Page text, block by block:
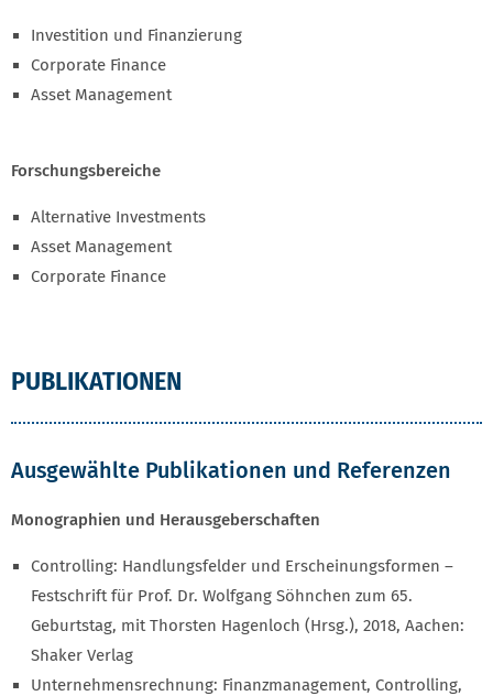
Investition und Finanzierung
Corporate Finance
Asset Management
Forschungsbereiche
Alternative Investments
Asset Management
Corporate Finance
PUBLIKATIONEN
Ausgewählte Publikationen und Referenzen
Monographien und Herausgeberschaften
Controlling: Handlungsfelder und Erscheinungsformen –
Festschrift für Prof. Dr. Wolfgang Söhnchen zum 65.
Geburtstag, mit Thorsten Hagenloch (Hrsg.), 2018, Aachen:
Shaker Verlag
Unternehmensrechnung: Finanzmanagement, Controlling,